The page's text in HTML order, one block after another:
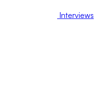
Interviews